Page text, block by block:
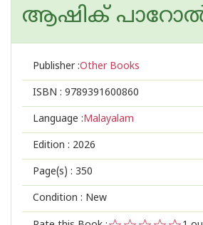
ആഷിക്
Publisher :Other Books
ISBN : 9789391600860
Language :Malayalam
Edition : 2026
Page(s) : 350
Condition : New